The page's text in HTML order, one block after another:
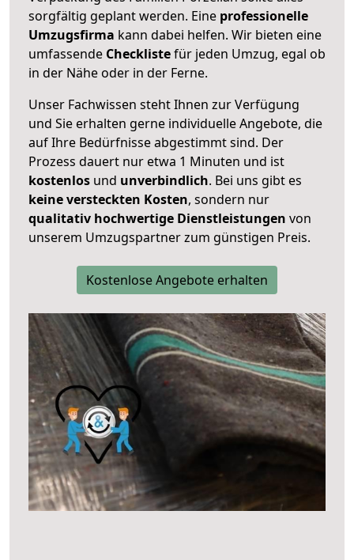
sorgfältig geplant werden. Eine professionelle
Umzugsfirma kann dabei helfen. Wir bieten eine
umfassende Checklistefür jeden Umzug, egal ob
in der Nähe oder in der Ferne.
Unser Fachwissen steht Ihnen zur Verfügung
und Sie erhalten gerne individuelle Angebote, die
auf Ihre Bedürfnisse abgestimmt sind. Der
Prozess dauert nur etwa 1 Minuten und ist
kostenlos und unverbindlich. Bei uns gibt es
keine versteckten Kosten, sondern nur
qualitativ hochwertige Dienstleistungen von
unserem Umzugspartner zum günstigen Preis.
Kostenlose Angebote erhalten